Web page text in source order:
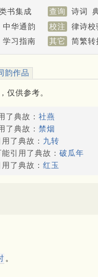
书集成 查询 诗词
中华通韵 校注 律诗校
学习指南 其它 简繁转
韵作品
仅供参考。
了典故： 社燕
了典故： 禁烟
了典故： 九转
引用了典故： 破瓜年
了典故： 红玉
。